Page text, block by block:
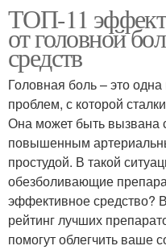
ТОП-11
от головной
средств
Головная боль – это
проблем, с которой
Она может быть вызвана
повышенным
простудой. В такой
обезболивающие
эффективное средство?
рейтинг лучших
помогут облегчить ваше